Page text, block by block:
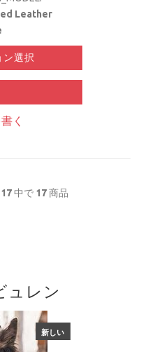
Leather
ン選択
く
17中で 17商品
ュレン
新しい